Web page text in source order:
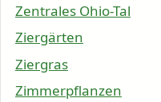
Zentrales Ohio-Tal
Ziergärten
Ziergras
Zimmerpflanzen